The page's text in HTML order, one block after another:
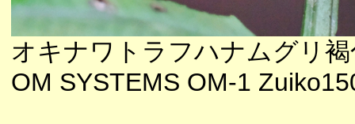
オキナワトラフハナムグリ
OM SYSTEMS OM-1